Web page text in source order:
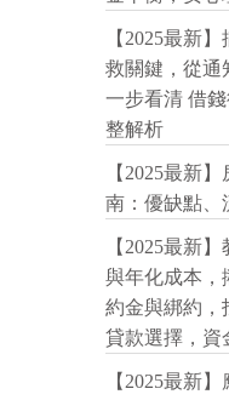
【2025最新
救關鍵，從通
一步看清 借
整解析
【2025最新
南：優缺點、
【2025最新
與年化成本，
約金與綁約，
貸款選擇，資
【2025最新